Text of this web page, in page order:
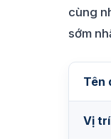
cùng
sớm
Tên
Vị trí